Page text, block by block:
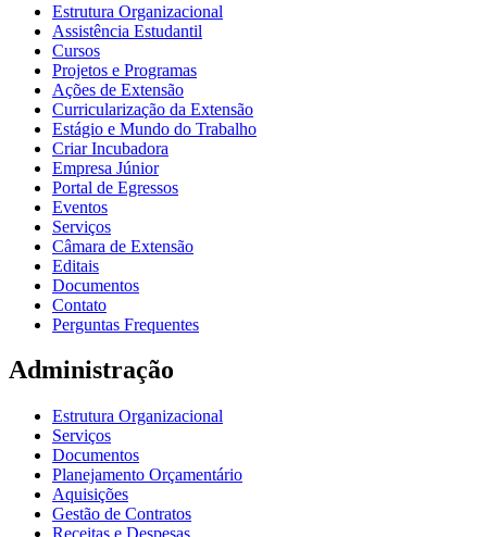
Estrutura Organizacional
Assistência Estudantil
Cursos
Projetos e Programas
Ações de Extensão
Curricularização da Extensão
Estágio e Mundo do Trabalho
Criar Incubadora
Empresa Júnior
Portal de Egressos
Eventos
Serviços
Câmara de Extensão
Editais
Documentos
Contato
Perguntas Frequentes
Administração
Estrutura Organizacional
Serviços
Documentos
Planejamento Orçamentário
Aquisições
Gestão de Contratos